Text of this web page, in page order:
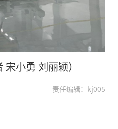
宋小勇 刘丽颖）
责任编辑：kj005